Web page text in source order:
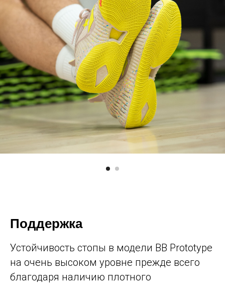
Поддержка
Устойчивость стопы в модели BB Prototype
на очень высоком уровне прежде всего
благодаря наличию плотного